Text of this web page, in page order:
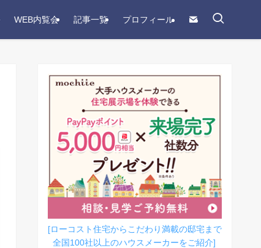
WEB内覧会 記事一覧 プロフィール
[ローコスト住宅からこだわり満載の邸宅まで
全国100社以上のハウスメーカーをご紹介]